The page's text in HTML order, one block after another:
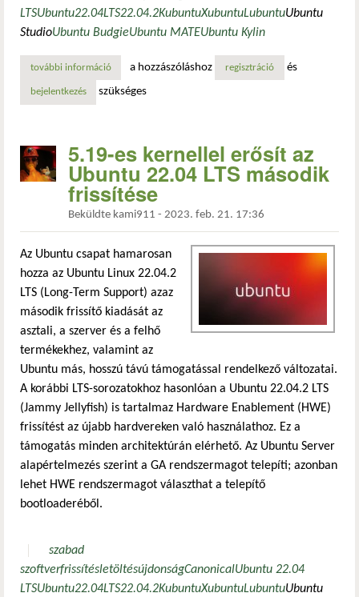
LTSUbuntu22.04LTS22.04.2KubuntuXubuntuLubuntuUbuntu
StudioUbuntu BudgieUbuntu MATEUbuntu Kylin
további információmegjelent az ubuntu 22.04 lts második frissítése
a hozzászóláshoz regisztráció és
bejelentkezés szükséges
5.19-es kernellel erősít az
Ubuntu 22.04 LTS második
frissítése
Beküldte kami911 - 2023. feb. 21. 17:36
Az Ubuntu csapat hamarosan
hozza az Ubuntu Linux 22.04.2
LTS (Long-Term Support) azaz
második frissítő kiadását az
asztali, a szerver és a felhő
termékekhez, valamint az
Ubuntu más, hosszú távú támogatással rendelkező változatai.
A korábbi LTS-sorozatokhoz hasonlóan a Ubuntu 22.04.2 LTS
(Jammy Jellyfish) is tartalmaz Hardware Enablement (HWE)
frissítést az újabb hardvereken való használathoz. Ez a
támogatás minden architektúrán elérhető. Az Ubuntu Server
alapértelmezés szerint a GA rendszermagot telepíti; azonban
lehet HWE rendszermagot választhat a telepítő
bootloaderéből.
szabad
szoftverfrissítésletöltésújdonságCanonicalUbuntu 22.04
LTSUbuntu22.04LTS22.04.2KubuntuXubuntuLubuntuUbuntu